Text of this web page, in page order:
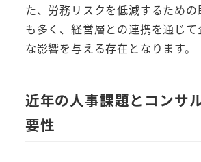
た、労務リスクを低減するため
も多く、経営層との連携を通じ
な影響を与える存在となります。
近年の人事課題とコンサ
要性